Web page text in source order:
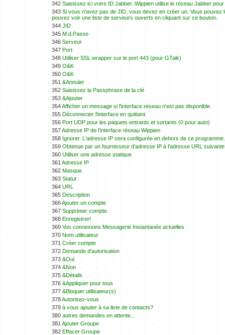
342 Saisissez ici votre ID Jabber. Wippien utilise le réseau Jabber
343 Si vous n'avez pas de JID, vous devez en créer un. Vous
pouvez voir une liste de serveurs ouverts en cliquant sur ce bouton.
344 JID
345 M.d.Passe
346 Serveur
347 Port
348 Utiliser SSL wrapper sur le port 443 (pour GTalk)
349 O&K
350 O&K
351 &Annuler
352 Saisissez la Passphrase de la clé
353 &Ajouter
354Afficher un message si l'interface réseau n'est pas disponible.
355 Déconnecter l'interface en quittant
356 Port UDP pour les paquets entrants et sortants (0 pour auto)
357Adresse IP de l'interface réseau Wippien
358 Ignorer. L'adresse IP sera configurée en dehors de ce programme.
359 Obtenue par un fournisseur d'adresse IP à l'adresse URL
360 Utiliser une adresse statique
361 Adresse IP
362 Masque
363 Statut
364 URL
365 Description
366Ajouter un compte
367 Supprimer compte
368 Enregistrer!
369 Vos connexions Messagerie Instantanée actuelles
370 Nom utilisateur
371 Créer compte
372 Demande d'autorisation
373 &Oui
374 &Non
375 &Détails
376 &Appliquer pour tous
377 &Bloquer utilisateur(s)
378Autorisez-vous
379 à vous ajouter à sa liste de contacts?
380 autres demandes en attente...
381 Ajouter Groupe
382 Effacer Groupe